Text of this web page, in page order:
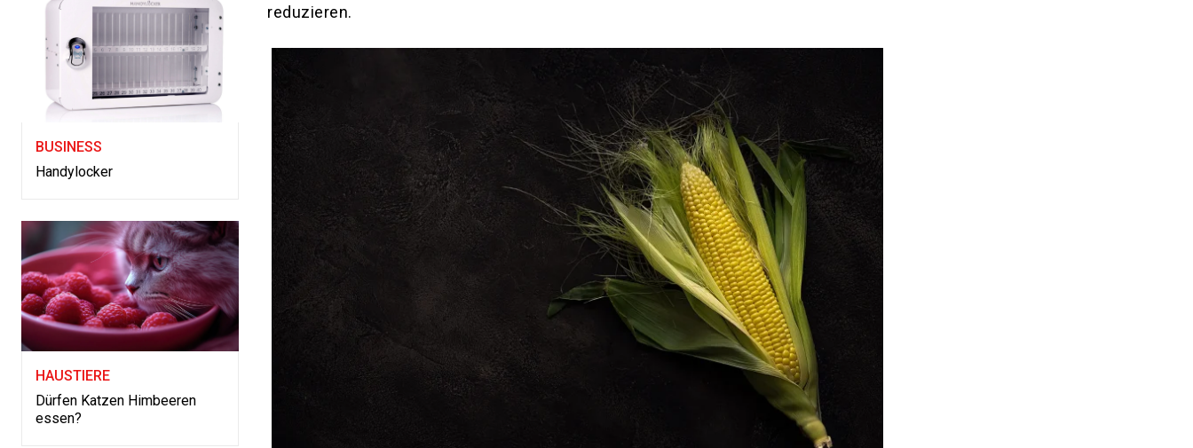
BUSINESS
Handylocker
HAUSTIERE
Dürfen Katzen Himbeeren
essen?
reduzieren.